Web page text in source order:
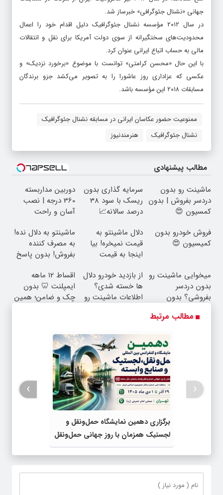
جهانی «‌نشنال جئوگرافی» خبرساز شد.
در سال ۲۰۱۲ مؤسسه نشنال جئوگرافیک دلیل اقدام خود را اعمال
محدودیت‌های سختگیرانه از سوی دولت آمریکا برای نقل و انتقالات
مالی به حساب اتباع ایرانی عنوان کرد.
با این حال «محسن کرامتی» توانست با موضوع «برخورد نزدیک» و
عکسی که عزاداری روز عاشورا را به تصویر می‌کشد جزو برندگان
مسابقات ۲۰۱۸ این مؤسسه باشد.
ممنوعیت حضور عکاسان ایرانی در مسابقه نشنال جئوگرافیک
نشنال جئوگرافیک
هنرمندنیوز
مطالب پیشنهادی
ماشینت رو بدون
دردسر بفروش | بدون
کمسیون 😍
سرمایه گذاری بدون
ریسک با سود 38
درصد سالانه📈
دوربین مداربسته
360 درجه | نصب
آسان و راحت
فروش خودرو بدون
کمیسیون 😍
دلال ماشینتو به
قیمت نمیخره! بیا
اینجا به قیمت
واقعی*
ماشینتو به دلال نده!
به مصرف کننده
بفروش! بدون پاسخ
میخوایی ماشینت رو
بدون دردسر
بفروشی؟ بدون
از بازدید خودرو دلال
ها خسته شدی؟
اطلاعات ماشینت رو
اقساط ۱۲ ماهه
ایمپلنت 🦷 بدون
چک و ضامن؛ همین
مطالب مرتبط
برگزاری دهمین نمایشگاه حمل‌ونقل و
لجستیک همزمان با روز جهانی حمل‌ونقل
پایدار سازمان ملل متحد
‹
›